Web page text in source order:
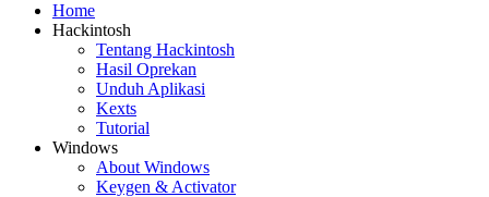
Home
Hackintosh
Tentang Hackintosh
Hasil Oprekan
Unduh Aplikasi
Kexts
Tutorial
Windows
About Windows
Keygen & Activator